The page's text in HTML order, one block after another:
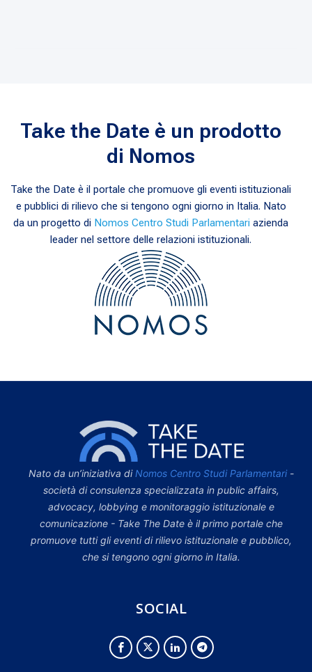
Take the Date è un prodotto
di Nomos
Take the Date è il portale che promuove gli eventi istituzionali
e pubblici di rilievo che si tengono ogni giorno in Italia. Nato
da un progetto di Nomos Centro Studi Parlamentari azienda
leader nel settore delle relazioni istituzionali.
Nato da un’iniziativa diNomos Centro Studi Parlamentari-
società di consulenza specializzata in public affairs,
advocacy, lobbying e monitoraggio istituzionale e
comunicazione - Take The Date è il primo portale che
promuove tutti gli eventi di rilievo istituzionale e pubblico,
che si tengono ogni giorno in Italia.
SOCIAL